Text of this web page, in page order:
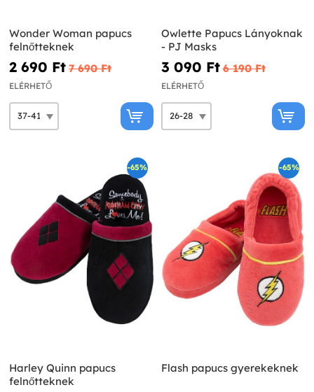
Wonder Woman papucs
felnőtteknek
2 690 Ft‎ 7 690 Ft‎
ELÉRHETŐ
Owlette Papucs Lányoknak
- PJ Masks
3 090 Ft‎ 6 190 Ft‎
ELÉRHETŐ
-65%
Harley Quinn papucs
felnőtteknek
-65%
Flash papucs gyerekeknek